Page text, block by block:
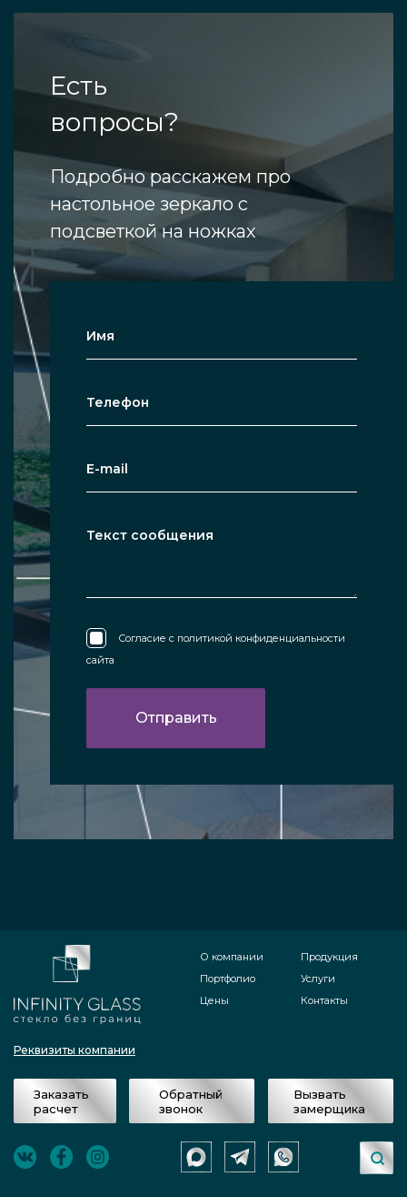
Есть
вопросы?
Подробно расскажем про
настольное зеркало с
подсветкой на ножках
Согласие с политикой конфиденциальности
сайта
Реквизиты компании
О компании
Портфолио
Цены
Продукция
Услуги
Контакты
Заказать
расчет
Обратный
звонок
Вызвать
замерщика